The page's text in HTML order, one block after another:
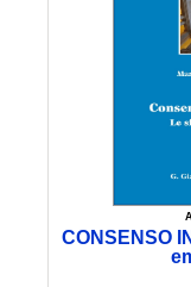
CONSENSO